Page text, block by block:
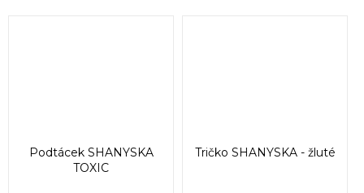
Podtácek SHANYSKA
TOXIC
Tričko SHANYSKA - žluté